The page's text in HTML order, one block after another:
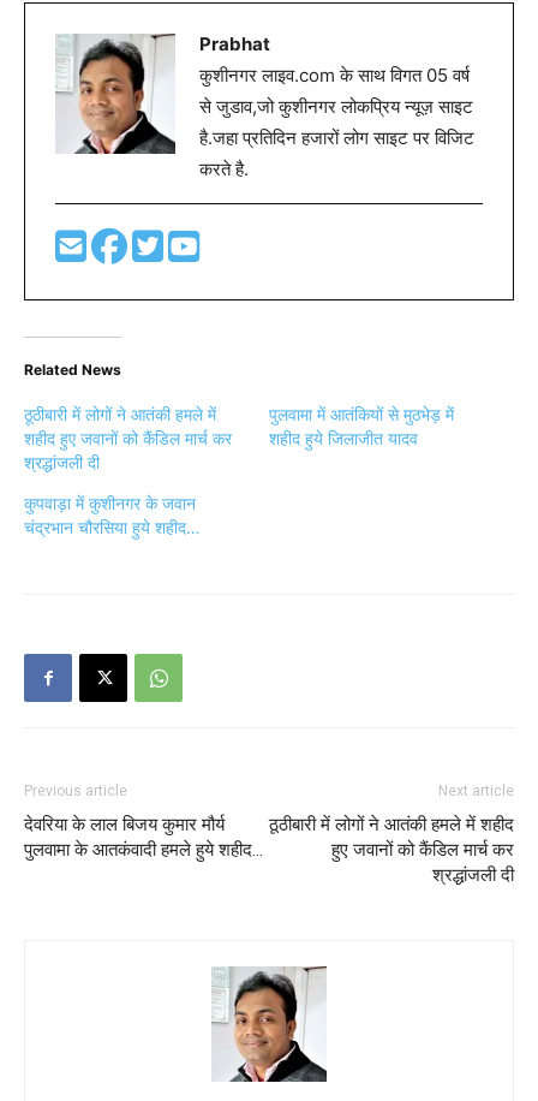
Prabhat
कुशीनगर लाइव.com के साथ विगत 05 वर्ष
से जुडाव,जो कुशीनगर लोकप्रिय न्यूज़ साइट
है.जहा प्रतिदिन हजारों लोग साइट पर विजिट
करते है.
Related News
ठूठीबारी में लोगों ने आतंकी हमले में
शहीद हुए जवानों को कैंडिल मार्च कर
श्रद्धांजली दी
पुलवामा में आतंकियों से मुठभेड़ में
शहीद हुये जिलाजीत यादव
कुपवाड़ा में कुशीनगर के जवान
चंद्रभान चौरसिया हुये शहीद…
Previous article
देवरिया के लाल बिजय कुमार मौर्य
पुलवामा के आतकंवादी हमले हुये शहीद…
Next article
ठूठीबारी में लोगों ने आतंकी हमले में शहीद
हुए जवानों को कैंडिल मार्च कर
श्रद्धांजली दी